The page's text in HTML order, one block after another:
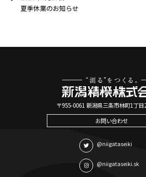
夏季休業のお知らせ
〒955-0061 新潟県三条市林町1丁目
お問い合わせ
@niigataseiki
@niigataseiki.sk